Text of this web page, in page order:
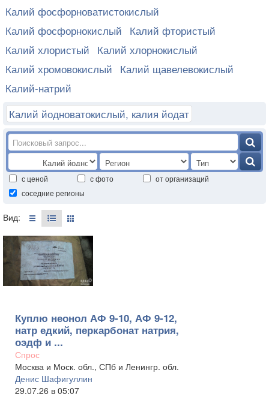
Калий фосфорноватистокислый
Калий фосфорнокислый Калий фтористый
Калий хлористый Калий хлорнокислый
Калий хромовокислый Калий щавелевокислый
Калий-натрий
Калий йодноватокислый, калия йодат
с ценой с фото
от организаций
соседние регионы
Вид:
Куплю неонол АФ 9-10, АФ 9-12,
натр едкий, перкарбонат натрия,
оэдф и ...
Спрос
Москва и Моск. обл., СПб и Ленингр. обл.
Денис Шафигуллин
29.07.26 в 05:07